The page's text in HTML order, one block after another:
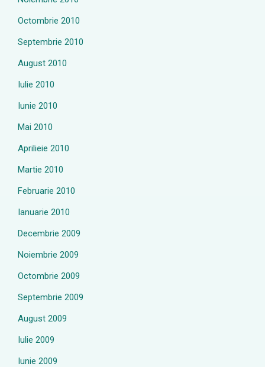
Octombrie 2010
Septembrie 2010
August 2010
Iulie 2010
Iunie 2010
Mai 2010
Aprilieie 2010
Martie 2010
Februarie 2010
Ianuarie 2010
Decembrie 2009
Noiembrie 2009
Octombrie 2009
Septembrie 2009
August 2009
Iulie 2009
Iunie 2009